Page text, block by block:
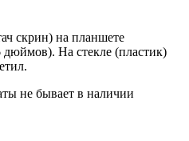
скрин) на планшете
На стекле (пластик)
не бывает в наличии